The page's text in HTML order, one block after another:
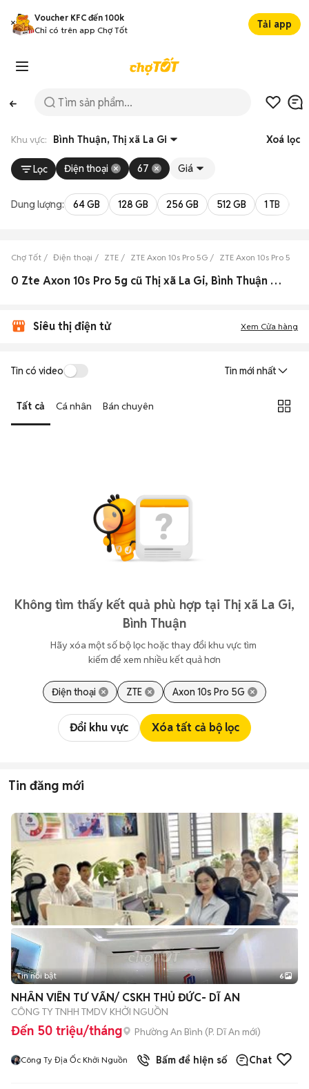
Voucher KFC đến 100k
Chỉ có trên app Chợ Tốt
Tải app
Khu vực: Bình Thuận, Thị xã La Gi Xoá lọc
Lọc Điện thoại 67 Giá
Dung lượng: 64 GB 128 GB 256 GB 512 GB 1 TB
Chợ Tốt Điện thoại ZTE ZTE Axon 10s Pro 5G ZTE Axon 10s Pro 5G
0 Zte Axon 10s Pro 5g cũ Thị xã La Gi, Bình Thuận đẹp
Siêu thị điện tử Xem Cửa hàng
Tin có video Tin mới nhất
Tất cả Cá nhân Bán chuyên
Không tìm thấy kết quả phù hợp tại Thị xã La Gi,
Bình Thuận
Hãy xóa một số bộ lọc hoặc thay đổi khu vực tìm
kiếm để xem nhiều kết quả hơn
Điện thoại ZTE Axon 10s Pro 5G
Đổi khu vực Xóa tất cả bộ lọc
Tin đăng mới
+2
Tin nổi bật 6
NHÂN VIÊN TƯ VẤN/ CSKH THỦ ĐỨC- DĨ AN
CÔNG TY TNHH TMDV KHỞI NGUỒN
Đến 50 triệu/tháng Phường An Bình (P. Dĩ An mới)
Công Ty Địa Ốc Khởi Nguồn đã bánBấm để hiện số Chat